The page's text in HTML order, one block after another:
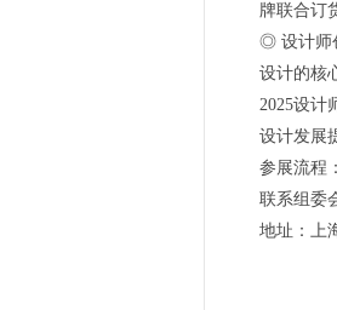
牌联合订
◎ 设计师
设计的核
2025设计
设计发展
参展流程：
联系组委
地址：上